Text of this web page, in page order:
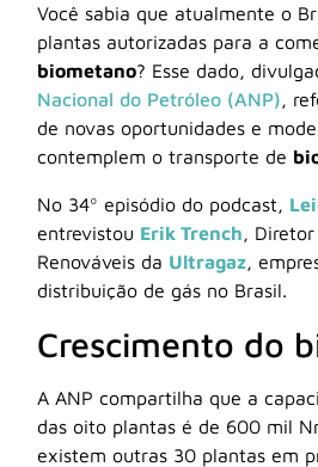
Você sabia que atualmente o
plantas autorizadas para a
biometano? Esse dado,
Nacional do Petróleo (ANP) ,
de novas oportunidades e
contemplem o transporte de
No 34º episódio do podcast,
entrevistou Erik Trench ,
Renováveis da Ultragaz ,
distribuição de gás no Brasil.
Crescimento do
A ANP compartilha que a
das oito plantas é de 600 mil
existem outras 30 plantas em